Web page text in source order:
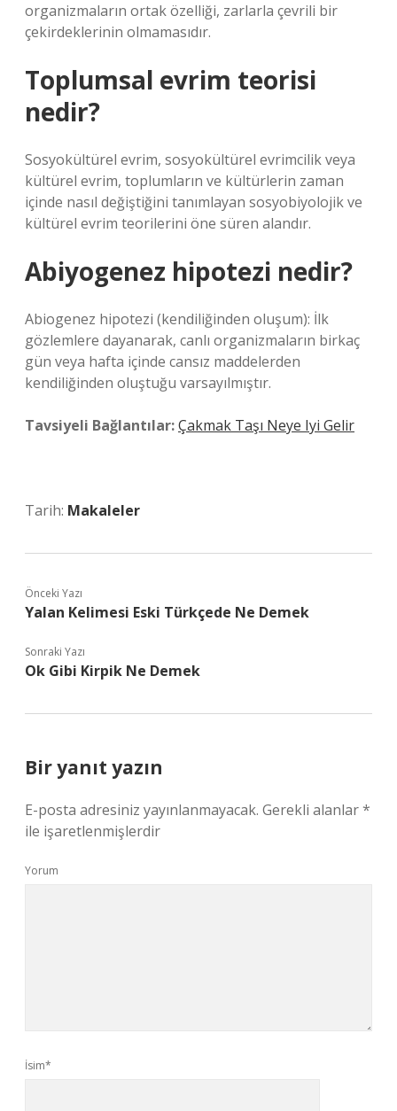
organizmaların ortak özelliği, zarlarla çevrili bir
çekirdeklerinin olmamasıdır.
Toplumsal evrim teorisi
nedir?
Sosyokültürel evrim, sosyokültürel evrimcilik veya
kültürel evrim, toplumların ve kültürlerin zaman
içinde nasıl değiştiğini tanımlayan sosyobiyolojik ve
kültürel evrim teorilerini öne süren alandır.
Abiyogenez hipotezi nedir?
Abiogenez hipotezi (kendiliğinden oluşum): İlk
gözlemlere dayanarak, canlı organizmaların birkaç
gün veya hafta içinde cansız maddelerden
kendiliğinden oluştuğu varsayılmıştır.
Tavsiyeli Bağlantılar:Çakmak Taşı Neye Iyi Gelir
Tarih: Makaleler
Önceki Yazı
Yalan Kelimesi Eski Türkçede Ne Demek
Sonraki Yazı
Ok Gibi Kirpik Ne Demek
Bir yanıt yazın
E-posta adresiniz yayınlanmayacak. Gerekli alanlar*
ile işaretlenmişlerdir
Yorum
İsim*